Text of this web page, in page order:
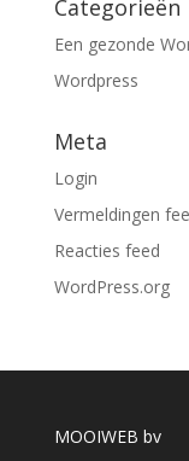
Categorieën
Een gezonde
Wordpress
Meta
Login
Vermeldingen
Reacties feed
WordPress.org
MOOIWEB bv